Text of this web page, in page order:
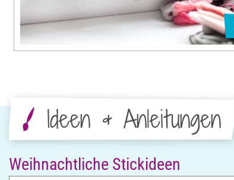
Ideen & Anleitungen
Weihnachtliche Stickideen